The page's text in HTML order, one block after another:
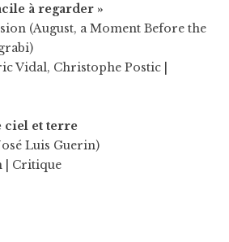
à regarder »
(August, a Moment Before the
Vidal, Christophe Postic
ciel et terre
Luis Guerin)
| Critique